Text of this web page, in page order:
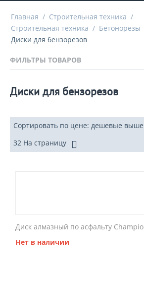
Главная / Строительная техника /
Строительная техника / Бетонорезы
Диски для бензорезов
ФИЛЬТРЫ ТОВАРОВ
Диски для бензорезов
Сортировать по цене: дешевые выше
32 На страницу
Диск алмазный по асфальту
Нет в наличии